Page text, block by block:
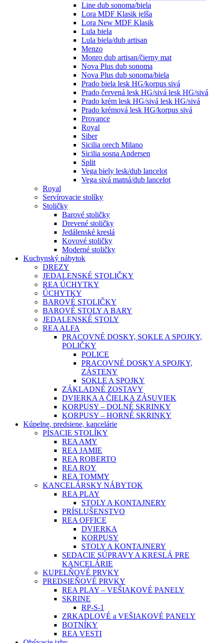
Line dub sonoma/biela
Lora MDF Klasik jelša
Lora New MDF Klasik
Lula biela
Lula biela/dub artisan
Menzo
Monro dub artisan/čierny mat
Nova Plus dub sonoma
Nova Plus dub sonoma/biela
Prado biela lesk HG/korpus sivá
Prado červená lesk HG/sivá lesk HG/sivá
Prado krém lesk HG/sivá lesk HG/sivá
Prado krémová lesk HG/korpus sivá
Provance
Royal
Siber
Sicilia orech Milano
Sicilia sosna Andersen
Split
Vega biely lesk/dub lancelot
Vega sivá matná/dub lancelot
Royal
Servírovacie stolíky
Stoličky
Barové stoličky
Drevené stoličky
Jedálenské kreslá
Kovové stoličky
Moderné stoličky
Kuchynský nábytok
DREZY
JEDALENSKÉ STOLIČKY
REA ÚCHYTKY
ÚCHYTKY
BAROVÉ STOLIČKY
BAROVÉ STOLY A BARY
JEDALENSKÉ STOLY
REA ALFA
PRACOVNÉ DOSKY, SOKLE A SPOJKY,
POLIČKY
POLICE
PRACOVNÉ DOSKY A SPOJKY,
ZÁSTENY
SOKLE A SPOJKY
ZÁKLADNÉ ZOSTAVY
DVIERKA A ČIELKA ZÁSUVIEK
KORPUSY – DOLNÉ SKRINKY
KORPUSY – HORNÉ SKRINKY
Kúpelne, predsiene, kancelárie
PÍSACIE STOLÍKY
REA AMY
REA JAMIE
REA ROBERTO
REA ROY
REA TOMMY
KANCELÁRSKY NÁBYTOK
REA PLAY
STOLY A KONTAJNERY
PRÍSLUŠENSTVO
REA OFFICE
DVIERKA
KORPUSY
STOLY A KONTAJNERY
SEDACIE SÚPRAVY A KRESLÁ PRE
KANCELÁRIE
KUPELŇOVÉ PRVKY
PREDSIEŇOVÉ PRVKY
REA PLAY – VEŠIAKOVÉ PANELY
SKRINE
RP-S-1
ZRKADLOVÉ a VEŠIAKOVÉ PANELY
BOTNÍKY
REA VESTI